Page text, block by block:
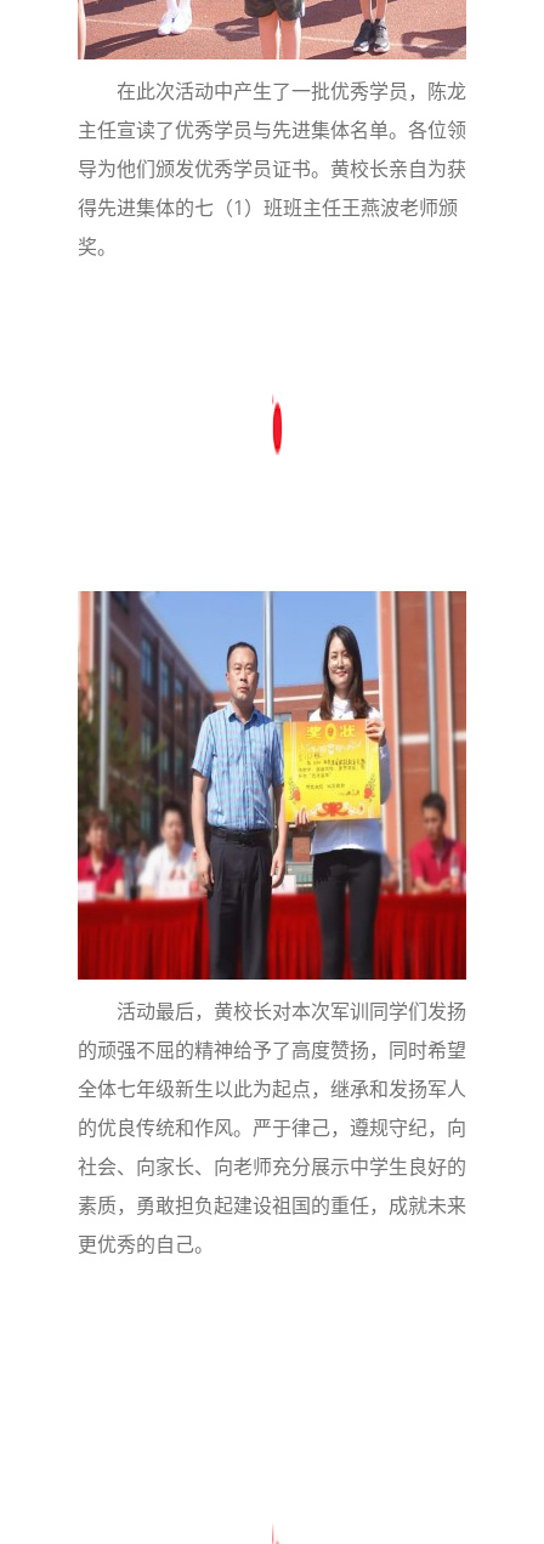
在此次活动中产生了一批优秀学员，陈龙
主任宣读了优秀学员与先进集体名单。各位领
导为他们颁发优秀学员证书。黄校长亲自为获
得先进集体的七（1）班班主任王燕波老师颁
奖。
活动最后，黄校长对本次军训同学们发扬
的顽强不屈的精神给予了高度赞扬，同时希望
全体七年级新生以此为起点，继承和发扬军人
的优良传统和作风。严于律己，遵规守纪，向
社会、向家长、向老师充分展示中学生良好的
素质，勇敢担负起建设祖国的重任，成就未来
更优秀的自己。